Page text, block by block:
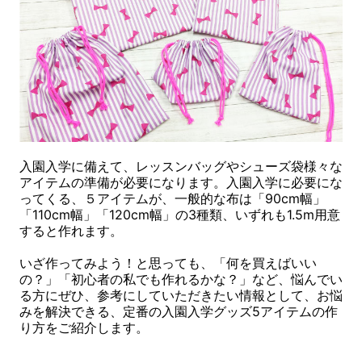
入園入学に備えて、レッスンバッグやシューズ袋様々な
アイテムの準備が必要になります。入園入学に必要にな
ってくる、５アイテムが、一般的な布は「90cm幅」
「110cm幅」「120cm幅」の3種類、いずれも1.5m用意
すると作れます。
いざ作ってみよう！と思っても、「何を買えばいい
の？」「初心者の私でも作れるかな？」など、悩んでい
る方にぜひ、参考にしていただきたい情報として、お悩
みを解決できる、定番の入園入学グッズ5アイテムの作
り方をご紹介します。